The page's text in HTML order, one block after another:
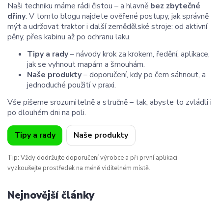
Naši techniku máme rádi čistou – a hlavně bez zbytečné
dřiny. V tomto blogu najdete ověřené postupy, jak správně
mýt a udržovat traktor i další zemědělské stroje: od aktivní
pěny, přes kabinu až po ochranu laku.
Tipy a rady– návody krok za krokem, ředění, aplikace,
jak se vyhnout mapám a šmouhám.
Naše produkty– doporučení, kdy po čem sáhnout, a
jednoduché použití v praxi.
Vše píšeme srozumitelně a stručně – tak, abyste to zvládli i
po dlouhém dni na poli.
Tipy a rady Naše produkty
Tip: Vždy dodržujte doporučení výrobce a při první aplikaci
vyzkoušejte prostředek na méně viditelném místě.
Nejnovější články